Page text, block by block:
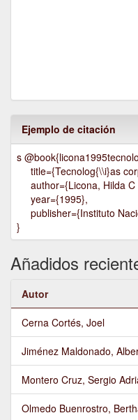
Ejemplo de citación
s
title={Tecnolog{\\i}as
author={Licona, Hilda C
year={1995},
publisher={Instituto
}
Añadidos
Autor
Cerna Cortés, Joel
Jiménez Maldonado,
Montero Cruz, Sergio
Olmedo Buenrostro,